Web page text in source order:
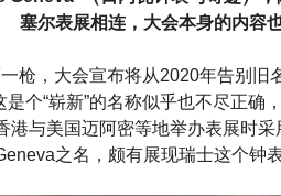
塞尔表展相连，大会本身的内容
枪，大会宣布将从2020年告别旧
是个“崭新”的名称似乎也不尽正
港与美国迈阿密等地举办表展时采
之名，颇有展现瑞士这个钟